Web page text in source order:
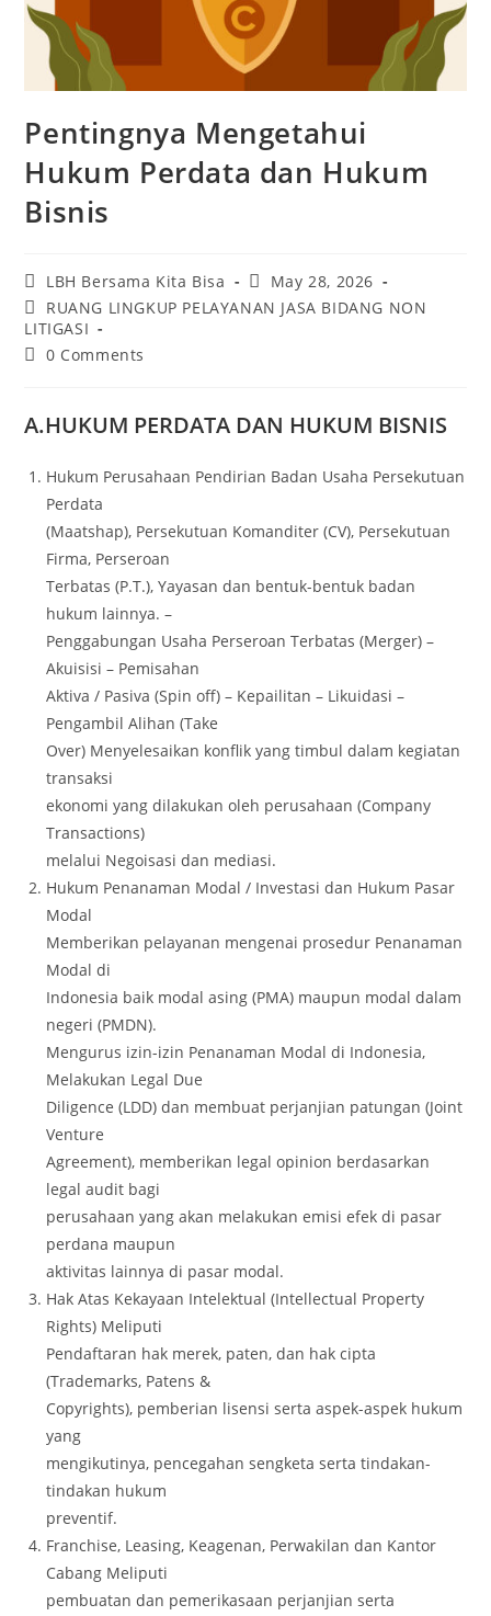
Pentingnya Mengetahui
Hukum Perdata dan Hukum
Bisnis
LBH Bersama Kita Bisa
May 28, 2026
RUANG LINGKUP PELAYANAN JASA BIDANG NON
LITIGASI
0 Comments
A.HUKUM PERDATA DAN HUKUM BISNIS
Hukum Perusahaan Pendirian Badan Usaha Persekutuan
Perdata
(Maatshap), Persekutuan Komanditer (CV), Persekutuan
Firma, Perseroan
Terbatas (P.T.), Yayasan dan bentuk-bentuk badan
hukum lainnya. –
Penggabungan Usaha Perseroan Terbatas (Merger) –
Akuisisi – Pemisahan
Aktiva / Pasiva (Spin off) – Kepailitan – Likuidasi –
Pengambil Alihan (Take
Over) Menyelesaikan konflik yang timbul dalam kegiatan
transaksi
ekonomi yang dilakukan oleh perusahaan (Company
Transactions)
melalui Negoisasi dan mediasi.
Hukum Penanaman Modal / Investasi dan Hukum Pasar
Modal
Memberikan pelayanan mengenai prosedur Penanaman
Modal di
Indonesia baik modal asing (PMA) maupun modal dalam
negeri (PMDN).
Mengurus izin-izin Penanaman Modal di Indonesia,
Melakukan Legal Due
Diligence (LDD) dan membuat perjanjian patungan (Joint
Venture
Agreement), memberikan legal opinion berdasarkan
legal audit bagi
perusahaan yang akan melakukan emisi efek di pasar
perdana maupun
aktivitas lainnya di pasar modal.
Hak Atas Kekayaan Intelektual (Intellectual Property
Rights) Meliputi
Pendaftaran hak merek, paten, dan hak cipta
(Trademarks, Patens &
Copyrights), pemberian lisensi serta aspek-aspek hukum
yang
mengikutinya, pencegahan sengketa serta tindakan-
tindakan hukum
preventif.
Franchise, Leasing, Keagenan, Perwakilan dan Kantor
Cabang Meliputi
pembuatan dan pemerikasaan perjanjian serta